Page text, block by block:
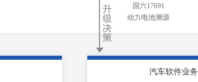
国六17691
动力电池溯源
汽车软件业务